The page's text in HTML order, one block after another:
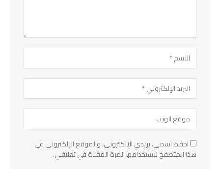
احفظ اسمي، بريدي الإلكتروني، والموقع الإلكتروني في
هذا المتصفح لاستخدامها المرة المقبلة في تعليقي.